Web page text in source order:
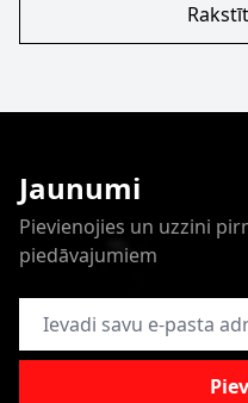
Jaunumi
Pievienojies un uzzini
piedāvajumiem
E-pasta adrese